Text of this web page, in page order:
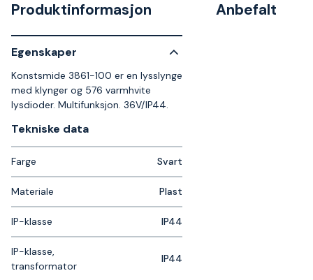
Produktinformasjon
Egenskaper
Konstsmide 3861-100 er en lysslynge
med klynger og 576 varmhvite
lysdioder. Multifunksjon. 36V/IP44.
Tekniske data​
Farge Svart
Materiale Plast
IP-klasse IP44
IP-klasse,
transformator
IP44
Anbefalt